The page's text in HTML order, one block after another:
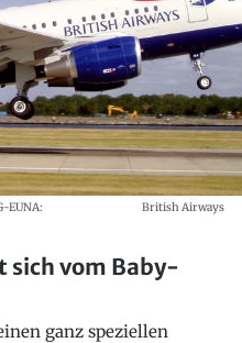
EUNA:
British Airways
vom Baby-
ganz speziellen